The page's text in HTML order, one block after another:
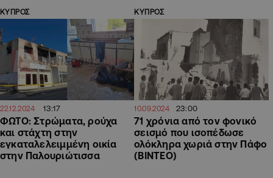
ΚΥΠΡΟΣ
22.12.2024 13:17
ΦΩΤΟ: Στρώματα, ρούχα
και στάχτη στην
εγκαταλελειμμένη οικία
στην Παλουριώτισσα
ΚΥΠΡΟΣ
10.09.2024 23:00
71 χρόνια από τον φονικό
σεισμό που ισοπέδωσε
ολόκληρα χωριά στην Πάφο
(ΒΙΝΤΕΟ)